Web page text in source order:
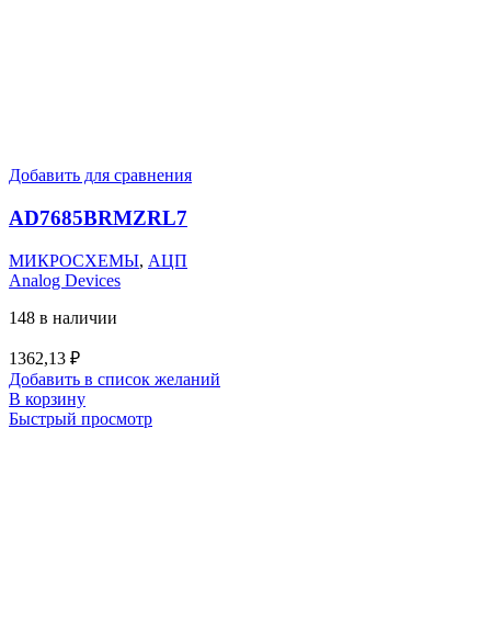
Добавить для сравнения
AD7685BRMZRL7
МИКРОСХЕМЫ, АЦП
Analog Devices
148 в наличии
1362,13 ₽
Добавить в список желаний
В корзину
Быстрый просмотр